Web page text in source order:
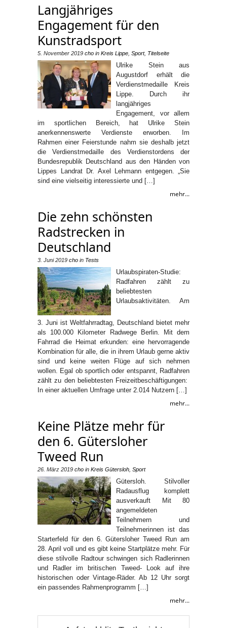
Langjähriges
Engagement für den
Kunstradsport
5. November 2019 cho in Kreis Lippe Sport, Titelseite
Ulrike Stein aus
Augustdorf erhält die
Verdienstmedaille Kreis
Lippe. Durch ihr
langjähriges
Engagement, vor allem
im sportlichen Bereich, hat Ulrike Stein
anerkennenswerte Verdienste erworben. Im
Rahmen einer Feierstunde nahm sie deshalb jetzt
die Verdienstmedaille des Verdienstordens der
Bundesrepublik Deutschland aus den Händen von
Lippes Landrat Dr. Axel Lehmann entgegen. „Sie
sind eine vielseitig interessierte und […]
mehr...
Die zehn schönsten
Radstrecken in
Deutschland
3. Juni 2019 cho in Tests
Urlaubspiraten-Studie:
Radfahren zählt zu
beliebtesten
Urlaubsaktivitäten. Am
3. Juni ist Weltfahrradtag, Deutschland bietet mehr
als 100.000 Kilometer Radwege Berlin. Mit dem
Fahrrad die Heimat erkunden: eine hervorragende
Kombination für alle, die in ihrem Urlaub gerne aktiv
sind und keine weiten Flüge auf sich nehmen
wollen. Egal ob sportlich oder entspannt, Radfahren
zählt zu den beliebtesten Freizeitbeschäftigungen:
In einer aktuellen Umfrage unter 2.014 Nutzern […]
mehr...
Keine Plätze mehr für
den 6. Gütersloher
Tweed Run
26. März 2019 cho in Kreis Gütersloh Sport
Gütersloh. Stilvoller
Radausflug komplett
ausverkauft Mit 80
angemeldeten
Teilnehmern und
Teilnehmerinnen ist das
Starterfeld für den 6. Gütersloher Tweed Run am
28. April voll und es gibt keine Startplätze mehr. Für
diese stilvolle Radtour schwingen sich Radlerinnen
und Radler im britischen Tweed- Look auf ihre
historischen oder Vintage-Räder. Ab 12 Uhr sorgt
ein passendes Rahmenprogramm […]
mehr...